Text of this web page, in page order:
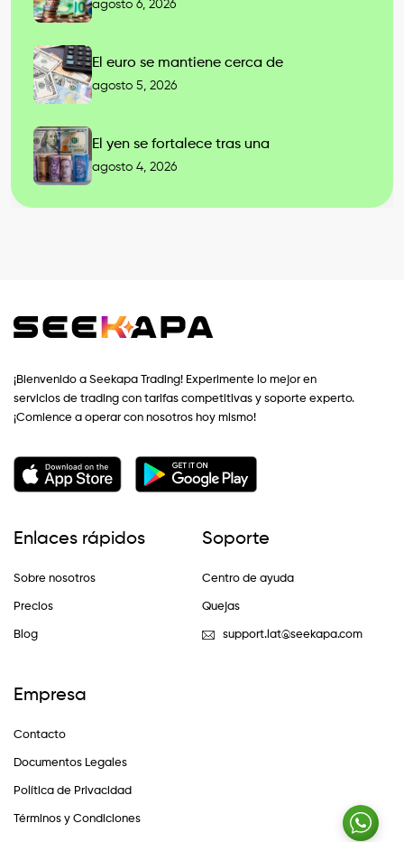
agosto 6, 2026
El euro se mantiene cerca de
agosto 5, 2026
El yen se fortalece tras una
agosto 4, 2026
¡Bienvenido a Seekapa Trading! Experimente lo mejor en
servicios de trading con tarifas competitivas y soporte experto.
¡Comience a operar con nosotros hoy mismo!
Enlaces rápidos
Sobre nosotros
Precios
Blog
Soporte
Centro de ayuda
Quejas
support.lat@seekapa.com
Empresa
Contacto
Documentos Legales
Política de Privacidad
Términos y Condiciones